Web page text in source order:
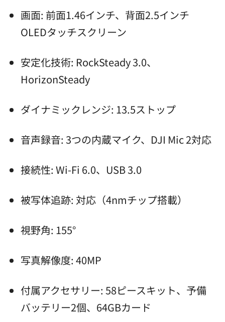
画面: 前面1.46インチ、背面2.5インチ
OLEDタッチスクリーン
安定化技術: RockSteady 3.0、
HorizonSteady
ダイナミックレンジ: 13.5ストップ
音声録音: 3つの内蔵マイク、DJI Mic 2対応
接続性: Wi-Fi 6.0、USB 3.0
被写体追跡: 対応（4nmチップ搭載）
視野角: 155°
写真解像度: 40MP
付属アクセサリー: 58ピースキット、予備
バッテリー2個、64GBカード